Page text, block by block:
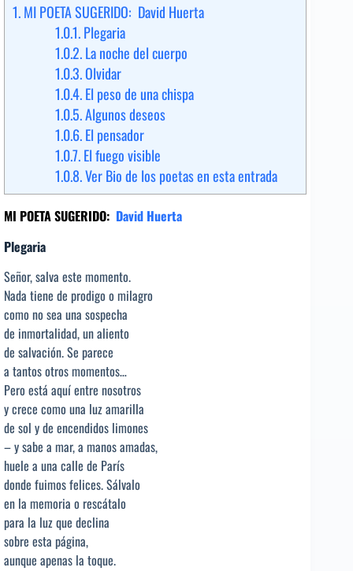
1.MI POETA SUGERIDO: David Huerta
1.0.1.Plegaria
1.0.2.La noche del cuerpo
1.0.3.Olvidar
1.0.4.El peso de una chispa
1.0.5.Algunos deseos
1.0.6.El pensador
1.0.7.El fuego visible
1.0.8.Ver Bio de los poetas en esta entrada
MI POETA SUGERIDO: David Huerta
Plegaria
Señor, salva este momento.
Nada tiene de prodigo o milagro
como no sea una sospecha
de inmortalidad, un aliento
de salvación. Se parece
a tantos otros momentos…
Pero está aquí entre nosotros
y crece como una luz amarilla
de sol y de encendidos limones
– y sabe a mar, a manos amadas,
huele a una calle de París
donde fuimos felices. Sálvalo
en la memoria o rescátalo
para la luz que declina
sobre esta página,
aunque apenas la toque.